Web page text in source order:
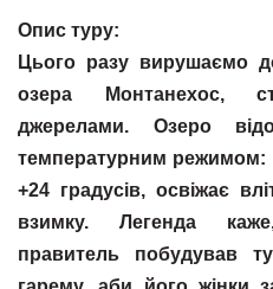
Опис туру:
Цього разу вирушаємо
озера Монтанехос,
джерелами. Озеро
температурним режимом:
+24 градусів, освіжає
взимку. Легенда
правитель побудував